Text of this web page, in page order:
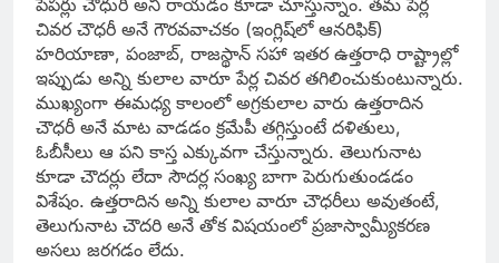
పేపర్లు చౌధురీ అని రాయడం కూడా చూస్తున్నాం. తమ పేర్ల
చివర చౌధరీ అనే గౌరవవాచకం (ఇంగ్లిష్‌లో ఆనరిఫిక్‌)
హరియాణా, పంజాబ్, రాజస్థాన్‌ సహా ఇతర ఉత్తరాధి రాష్ట్రాల్లో
ఇప్పుడు అన్ని కులాల వారూ పేర్ల చివర తగిలించుకుంటున్నారు.
ముఖ్యంగా ఈమధ్య కాలంలో అగ్రకులాల వారు ఉత్తరాదిన
చౌధరీ అనే మాట వాడడం క్రమేపీ తగ్గిస్తుంటే దళితులు,
ఓబీసీలు ఆ పని కాస్త ఎక్కువగా చేస్తున్నారు. తెలుగునాట
కూడా చౌదర్లు లేదా సౌదర్ల సంఖ్య బాగా పెరుగుతుండడం
విశేషం. ఉత్తరాదిన అన్ని కులాల వారూ చౌధరీలు అవుతంటే,
తెలుగునాట చౌదరి అనే తోక విషయంలో ప్రజాస్వామ్యీకరణ
అసలు జరగడం లేదు.